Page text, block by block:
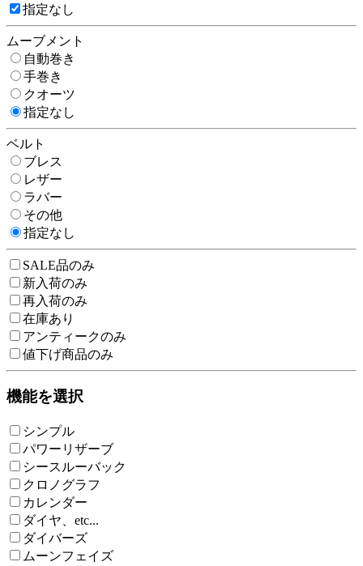
指定なし
ムーブメント
自動巻き
手巻き
クオーツ
指定なし
ベルト
ブレス
レザー
ラバー
その他
指定なし
SALE品のみ
新入荷のみ
再入荷のみ
在庫あり
アンティークのみ
値下げ商品のみ
機能を選択
シンプル
パワーリザーブ
シースルーバック
クロノグラフ
カレンダー
ダイヤ、etc...
ダイバーズ
ムーンフェイズ